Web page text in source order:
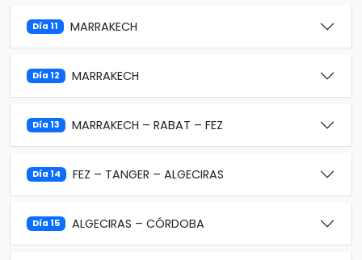
Día 11 MARRAKECH
Día 12 MARRAKECH
Día 13 MARRAKECH – RABAT – FEZ
Día 14 FEZ – TANGER – ALGECIRAS
Día 15 ALGECIRAS – CÓRDOBA